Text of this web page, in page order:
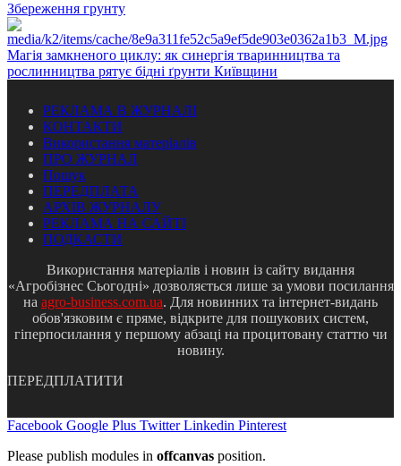
Збереження грунту
Магія замкненого циклу: як синергія тваринництва та
рослинництва рятує бідні ґрунти Київщини
РЕКЛАМА В ЖУРНАЛІ
КОНТАКТИ
Використання матеріалів
ПРО ЖУРНАЛ
Пошук
ПЕРЕДПЛАТА
АРХІВ ЖУРНАЛУ
РЕКЛАМА НА САЙТІ
ПОДКАСТИ
Використання матеріалів і новин із сайту видання
«Агробізнес Сьогодні» дозволяється лише за умови посилання
на agro-business.com.ua. Для новинних та інтернет-видань
обов'язковим є пряме, відкрите для пошукових систем,
гіперпосилання у першому абзаці на процитовану статтю чи
новину.
ПЕРЕДПЛАТИТИ
Facebook Google Plus Twitter Linkedin Pinterest
Please publish modules in offcanvas position.